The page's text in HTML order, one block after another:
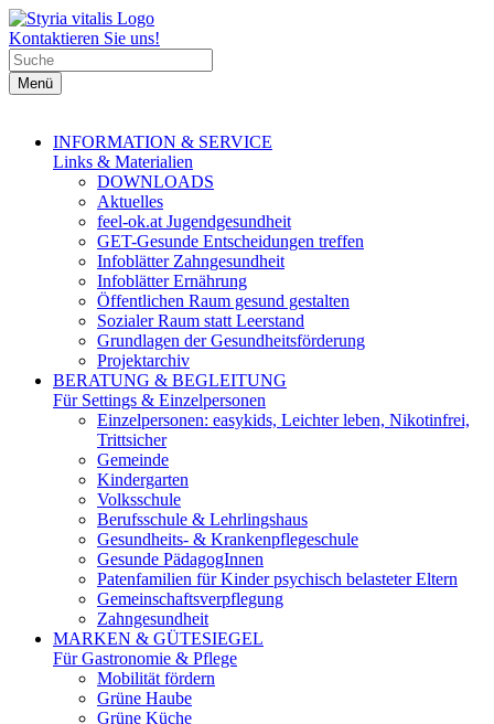
Kontaktieren Sie uns!
Menü
INFORMATION & SERVICE
Links & Materialien
DOWNLOADS
Aktuelles
feel-ok.at Jugendgesundheit
GET-Gesunde Entscheidungen treffen
Infoblätter Zahngesundheit
Infoblätter Ernährung
Öffentlichen Raum gesund gestalten
Sozialer Raum statt Leerstand
Grundlagen der Gesundheitsförderung
Projektarchiv
BERATUNG & BEGLEITUNG
Für Settings & Einzelpersonen
Einzelpersonen: easykids, Leichter leben, Nikotinfrei,
Trittsicher
Gemeinde
Kindergarten
Volksschule
Berufsschule & Lehrlingshaus
Gesundheits- & Krankenpflegeschule
Gesunde PädagogInnen
Patenfamilien für Kinder psychisch belasteter Eltern
Gemeinschaftsverpflegung
Zahngesundheit
MARKEN & GÜTESIEGEL
Für Gastronomie & Pflege
Mobilität fördern
Grüne Haube
Grüne Küche